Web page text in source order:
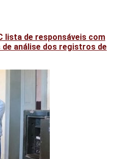
lista de responsáveis com
análise dos registros de